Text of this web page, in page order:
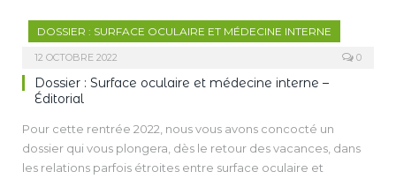
congénitale, les dermatoses bulleuses auto-immunes
comme les pemphigoïdes des muqueuses peuvent poser
des problèmes diagnostiques. Nous allons voir dans cet
article comment faire le diagnostic d’une atteinte oculaire
de maladie bulleuse et comment la prendre en charge.
DOSSIER : SURFACE OCULAIRE ET MÉDECINE INTERNE
12 OCTOBRE 2022 0
Dossier : Surface oculaire et médecine interne –
Éditorial
Pour cette rentrée 2022, nous vous avons concocté un
dossier qui vous plongera, dès le retour des vacances, dans
les relations parfois étroites entre surface oculaire et